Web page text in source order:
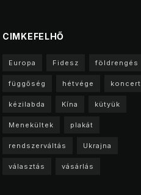
CIMKEFELHŐ
Europa Fidesz földrengés
függőség hétvége koncert
kézilabda Kína kütyük
Menekültek plakát
rendszerváltás Ukrajna
választás vásárlás